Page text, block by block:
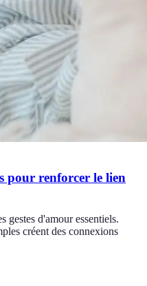
pour renforcer le lien
gestes d'amour essentiels.
créent des connexions